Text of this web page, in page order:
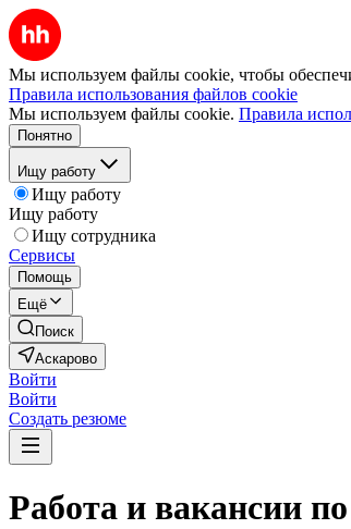
Мы используем файлы cookie, чтобы
Правила использования файлов cookie
Мы используем файлы cookie. Правила
Понятно
Ищу работу
Ищу работу
Ищу работу
Ищу сотрудника
Сервисы
Помощь
Ещё
Поиск
Аскарово
Войти
Войти
Создать резюме
Работа и вакансии